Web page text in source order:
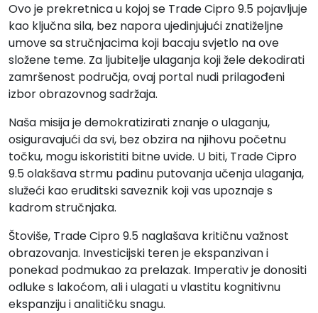
Ovo je prekretnica u kojoj se Trade Cipro 9.5 pojavljuje
kao ključna sila, bez napora ujedinjujući znatiželjne
umove sa stručnjacima koji bacaju svjetlo na ove
složene teme. Za ljubitelje ulaganja koji žele dekodirati
zamršenost područja, ovaj portal nudi prilagođeni
izbor obrazovnog sadržaja.
Naša misija je demokratizirati znanje o ulaganju,
osiguravajući da svi, bez obzira na njihovu početnu
točku, mogu iskoristiti bitne uvide. U biti, Trade Cipro
9.5 olakšava strmu padinu putovanja učenja ulaganja,
služeći kao eruditski saveznik koji vas upoznaje s
kadrom stručnjaka.
Štoviše, Trade Cipro 9.5 naglašava kritičnu važnost
obrazovanja. Investicijski teren je ekspanzivan i
ponekad podmukao za prelazak. Imperativ je donositi
odluke s lakoćom, ali i ulagati u vlastitu kognitivnu
ekspanziju i analitičku snagu.